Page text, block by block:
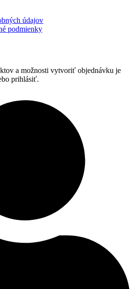
údajov
podmienky
a možnosti vytvoriť objednávku je
prihlásiť.